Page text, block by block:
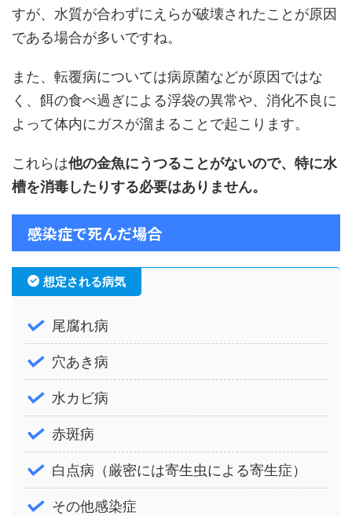
すが、水質が合わずにえらが破壊されたことが原因
である場合が多いですね。
また、転覆病については病原菌などが原因ではな
く、餌の食べ過ぎによる浮袋の異常や、消化不良に
よって体内にガスが溜まることで起こります。
これらは他の金魚にうつることがないので、特に水
槽を消毒したりする必要はありません。
感染症で死んだ場合
想定される病気
尾腐れ病
穴あき病
水カビ病
赤斑病
白点病（厳密には寄生虫による寄生症）
その他感染症